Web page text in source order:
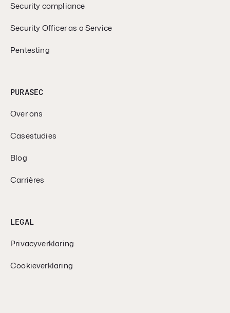
Security compliance
Security Officer as a Service
Pentesting
PURASEC
Over ons
Casestudies
Blog
Carrières
LEGAL
Privacyverklaring
Cookieverklaring